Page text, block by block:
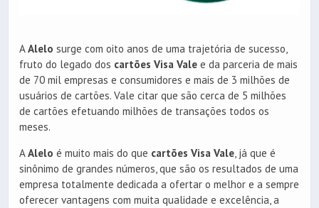
AAlelo surge com oito anos de uma trajetória de sucesso,
fruto do legado dos cartões Visa Vale e da parceria de mais
de 70 mil empresas e consumidores e mais de 3 milhões de
usuários de cartões. Vale citar que são cerca de 5 milhões
de cartões efetuando milhões de transações todos os
meses.
AAlelo é muito mais do que cartões Visa Vale , já que é
sinônimo de grandes números, que são os resultados de uma
empresa totalmente dedicada a ofertar o melhor e a sempre
oferecer vantagens com muita qualidade e excelência, a